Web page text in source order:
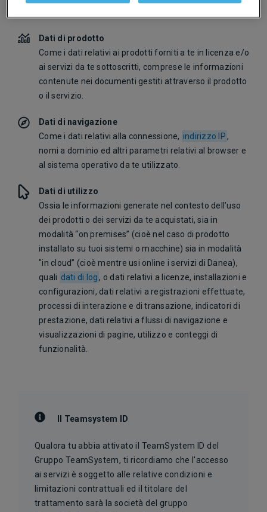
Dati di prodotto
Come i dati relativi ai prodotti forniti a te in licenza e/o
ai servizi da te sottoscritti, comprese le informazioni
contenute nei documenti gestiti attraverso il prodotto
o il servizio.
Dati di navigazione
Come i dati relativi alla connessione, indirizzo IP,
nomi a dominio ed altri parametri relativi al browser e
al sistema operativo da te utilizzato.
Dati di utilizzo
Ossia le informazioni generate nel contesto dell’uso
dei prodotti o dei servizi da te acquistati, sia in
modalità “on premises” (cioè nel caso di prodotto
installato su tuoi sistemi o macchine) sia in modalità
"in cloud” (cioè mentre usi online i servizi di Danea),
quali dati di log , o dati relativi a licenze, installazioni e
configurazioni, dati relativi a registrazioni effettuate,
processi di interazione e di transazione, indicatori di
prestazione, dati relativi a flussi di navigazione e
visualizzazioni di pagine, utilizzo e conteggi di
funzionalità.
Il Teamsystem ID
Qualora tu abbia attivato il TeamSystem ID del
Gruppo TeamSystem, ti ricordiamo che l'accesso
ai servizi è soggetto alle relative condizioni e
limitazioni contrattuali ed il titolare del
trattamento sarà la società del gruppo